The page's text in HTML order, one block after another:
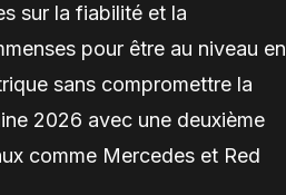
sur la fiabilité et la
pour être au niveau en
sans compromettre la
2026 avec une deuxième
comme Mercedes et Red